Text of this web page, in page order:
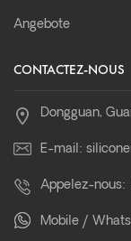
Angebote
CONTACTEZ-NOUS
Dongguan,
E-mail:
Appelez-nous:
Mobile /